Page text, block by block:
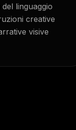
linguaggio
creative
visive